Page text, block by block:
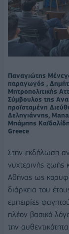
Παναγιώτης
παραγωγός ,
Μητροπολιτικής
Σύμβουλος της
προϊσταμένη
Δεληγιάννης,
Μπάμπης
Greece
Στην εκδήλωση
νυχτερινής ζωής
Αθήνας ως
διάρκεια του
εμπειρίες
πλέον βασικό
την